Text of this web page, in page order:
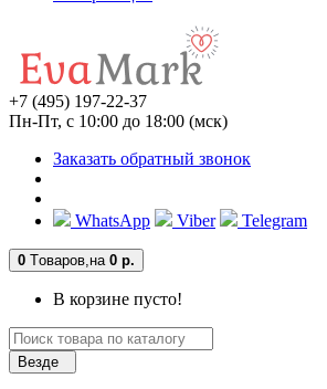
+7 (495) 197-22-37
Пн-Пт, с 10:00 до 18:00 (мск)
Заказать обратный звонок
WhatsApp Viber Telegram
0 Tоваров, на 0 р.
В корзине пусто!
Везде